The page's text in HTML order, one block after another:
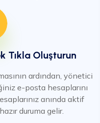
Tıkla Oluşturun
ardından, yönetici
e-posta hesaplarını
anında aktif
duruma gelir.